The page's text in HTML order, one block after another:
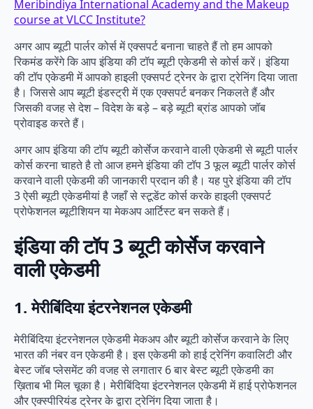
Meribindiya International Academy and the Makeup
course at VLCC Institute?
अगर आप ब्यूटी पार्लर कोर्स में एक्सपर्ट बनाना चाहते हैं तो हम आपको
रिकमंड करेंगे कि आप इंडिया की टॉप ब्यूटी एकेडमी से कोर्स करें। इंडिया
की टॉप एकेडमी में आपको हाइली एक्सपर्ट ट्रेनर के द्वारा ट्रेनिंग दिया जाता
है। जिससे आप ब्यूटी इंडस्ट्री में एक एक्सपर्ट बनकर निकलते हैं और
जिसकी वजह से देश – विदेश के बड़े – बड़े ब्यूटी ब्रांड आपको जॉब
प्रोवाइड करते हैं।
अगर आप इंडिया की टॉप ब्यूटी कोर्सेज करवाने वाली एकेडमी से ब्यूटी पार्लर
कोर्स करना चाहते है तो आज हमने इंडिया की टॉप 3 फूल ब्यूटी पार्लर कोर्स
करवाने वाली एकेडमी की जानकारी प्रदान की है। यह पुरे इंडिया की टॉप
3 ऐसी ब्यूटी एकेडमीयां है जहाँ से स्टूडेंट कोर्स करके हाइली एक्सपर्ट
प्रोफेशनल ब्यूटीशियन या मेकअप आर्टिस्ट बन सकते हैं।
इंडिया की टॉप 3 ब्यूटी कोर्सेज करवाने
वाली एकेडमी
1. मेरीबिंदिया इंटरनेशनल एकेडमी
मेरीबिंदिया इंटरनेशनल एकेडमी मेकअप और ब्यूटी कोर्सेज करवाने के लिए
भारत की नंबर वन एकेडमी है। इस एकेडमी को हाई ट्रेनिंग कवालिटी और
बेस्ट जॉब प्लेसमेंट की वजह से लगातार 6 बार बेस्ट ब्यूटी एकेडमी का
ख़िताब भी मिल चूका है। मेरीबिंदिया इंटरनेशनल एकेडमी में हाई प्रोफेशनल
और एक्स्पीरियंड ट्रेनर के द्वारा ट्रेनिंग दिया जाता है।